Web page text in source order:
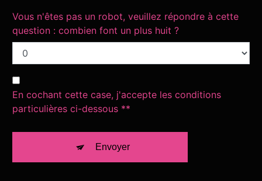
Vous n'êtes pas un robot, veuillez répondre à cette
question : combien font un plus huit ?
En cochant cette case, j'accepte les conditions
particulières ci-dessous **
Envoyer